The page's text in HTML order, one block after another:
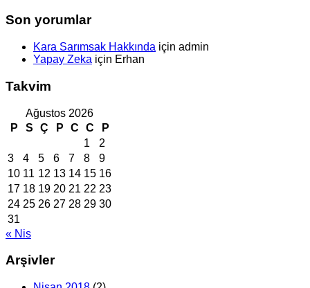
Son yorumlar
Kara Sarımsak Hakkında için admin
Yapay Zeka için Erhan
Takvim
Ağustos 2026
P
S Ç P C C
P
1
2
3
4 5 6 7 8
9
10 11 12 13 14 15 16
17 18 19 20 21 22 23
24 25 26 27 28 29 30
31
« Nis
Arşivler